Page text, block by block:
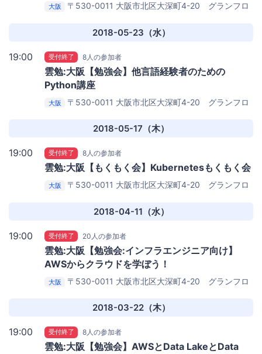
大阪
〒530-0011 大阪市北区大深町4-20 グランフロ
2018-05-23（水）
19:00 受付終了 8人の参加者
雲勉:大阪【勉強会】他言語経験者のための
Python講座
大阪
〒530-0011 大阪市北区大深町4-20 グランフロ
2018-05-17（木）
19:00 受付終了 8人の参加者
雲勉:大阪【もくもく会】Kubernetesもくもく会
大阪
〒530-0011 大阪市北区大深町4-20 グランフロ
2018-04-11（水）
19:00 受付終了 20人の参加者
雲勉:大阪【勉強会:インフラエンジニア向け】
AWSからクラウドを学ぼう！
大阪
〒530-0011 大阪市北区大深町4-20 グランフロ
（cloudpack）大阪オフィス
2018-03-22（木）
19:00 受付終了 8人の参加者
雲勉:大阪【勉強会】AWSとData LakeとData